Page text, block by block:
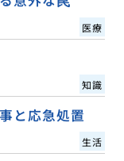
医療
知識
と応急処置
生活